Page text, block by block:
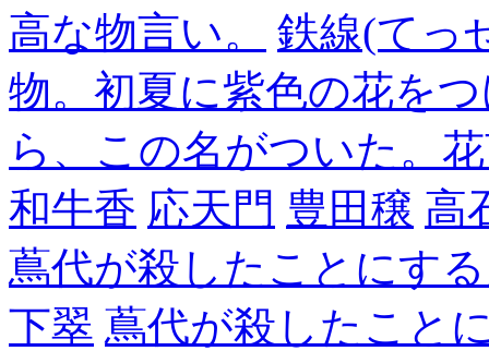
高な物言い。
鉄線(てっ
物。初夏に紫色の花を
ら、この名がついた。
和牛香 応天門 豊田穣 高
蔦代が殺したことにす
下翠 蔦代が殺したこと